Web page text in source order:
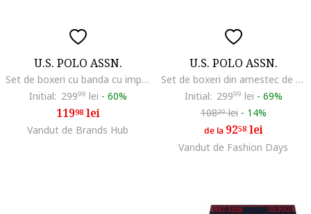
U.S. POLO ASSN.
Set de boxeri cu banda cu imprimeu logo - 3 perechi, Negru/Gri
Initial: 29999 lei - 60%
11998lei
Vandut de Brands Hub
U.S. POLO ASSN.
Set de boxeri din amestec de bumbac, cu banda logo in talie - 3 perechi, Negru
Initial: 29999 lei - 69%
10829lei - 14%
de la 9258lei
Vandut de Fashion Days